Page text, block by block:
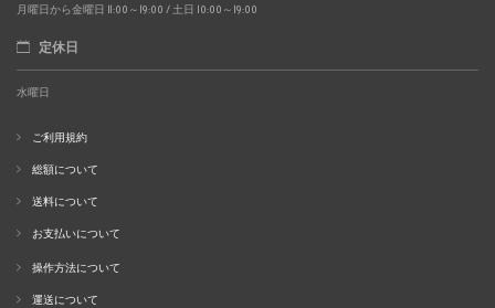
月曜日から金曜日 11:00～19:00 / 土日 10:00～19:00
定休日
水曜日
ご利用規約
総額について
送料について
お支払いについて
操作方法について
運送について